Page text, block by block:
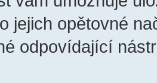
jejich opětovné
odpovídající